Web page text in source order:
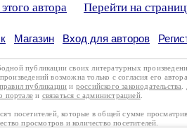
автора Перейти на
Магазин Вход для авторов
публикации своих литературных
произведений возможна только с согласия его
правил публикации и российского законодательства
портале и связаться с администрацией.
посетителей, которые в общей сумме
просмотров и количество посетителей.